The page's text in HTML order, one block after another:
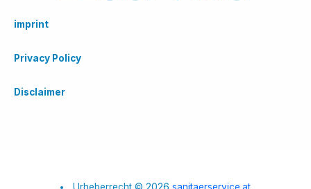
imprint
Privacy Policy
Disclaimer